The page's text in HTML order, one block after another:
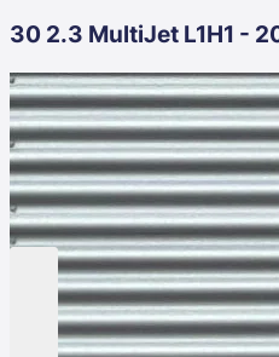
30 2.3 MultiJet L1H1 -